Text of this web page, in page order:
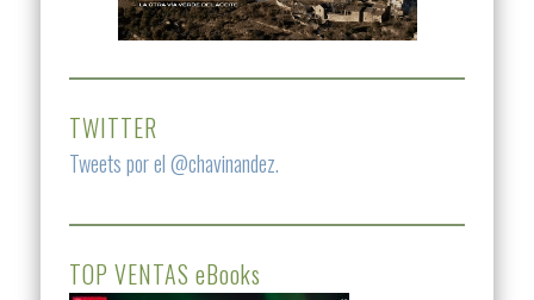
TWITTER
Tweets por el @chavinandez.
TOP VENTAS eBooks